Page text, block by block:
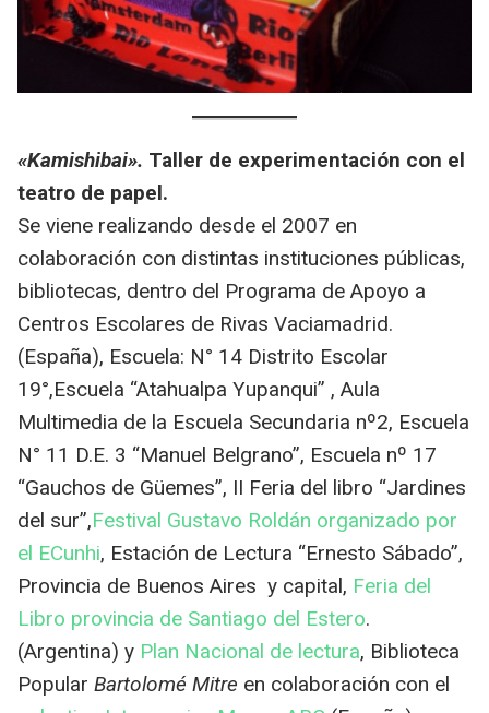
«Kamishibai». Taller de experimentación con el
teatro de papel.
Se viene realizando desde el 2007 en
colaboración con distintas instituciones públicas,
bibliotecas, dentro del Programa de Apoyo a
Centros Escolares de Rivas Vaciamadrid.
(España), Escuela: N° 14 Distrito Escolar
19°,Escuela “Atahualpa Yupanqui” , Aula
Multimedia de la Escuela Secundaria nº2, Escuela
N° 11 D.E. 3 “Manuel Belgrano”, Escuela nº 17
“Gauchos de Güemes”, II Feria del libro “Jardines
del sur”,Festival Gustavo Roldán organizado por
el ECunhi, Estación de Lectura “Ernesto Sábado”,
Provincia de Buenos Aires y capital, Feria del
Libro provincia de Santiago del Estero.
(Argentina) y Plan Nacional de lectura, Biblioteca
Popular Bartolomé Mitre en colaboración con el